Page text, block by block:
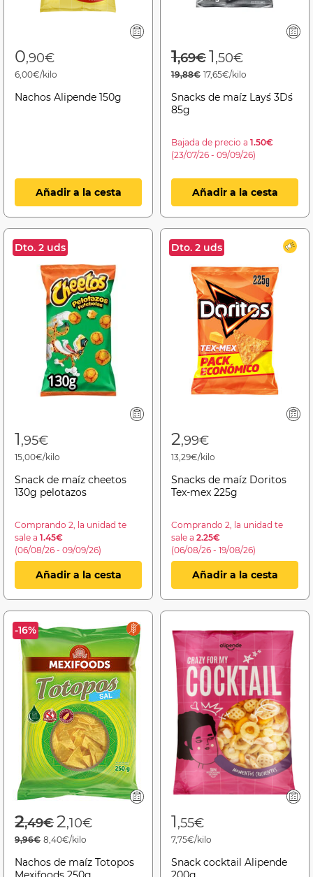
0,90€
6,00€/kilo
Nachos Alipende 150g
Añadir a la cesta
Price reduced
1,69€to
1,50€
19,88€ 17,65€/kilo
Snacks de maíz Lay´s 3D´s
85g
Bajada de precio a 1.50€
(23/07/26 - 09/09/26)
Añadir a la cesta
Dto. 2 uds
1,95€
15,00€/kilo
Snack de maíz cheetos
130g pelotazos
Comprando 2, la unidad te
sale a 1.45€
(06/08/26 - 09/09/26)
Añadir a la cesta
Dto. 2 uds
2,99€
13,29€/kilo
Snacks de maíz Doritos
Tex-mex 225g
Comprando 2, la unidad te
sale a 2.25€
(06/08/26 - 19/08/26)
Añadir a la cesta
-16%
Price reduced from
2,49€to
2,10€
9,96€ 8,40€/kilo
Nachos de maíz Totopos
1,55€
7,75€/kilo
Snack cocktail Alipende